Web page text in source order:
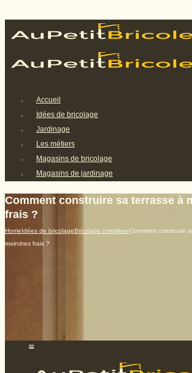
Accueil
Idées de bricolage
Jardinage
Les métiers
Magasins de bricolage
Magasins de jardinage
Comment construire sa terrasse à
frais ?
HomeIdées de bricolageBricolage complexeComment construire
moindres frais ?